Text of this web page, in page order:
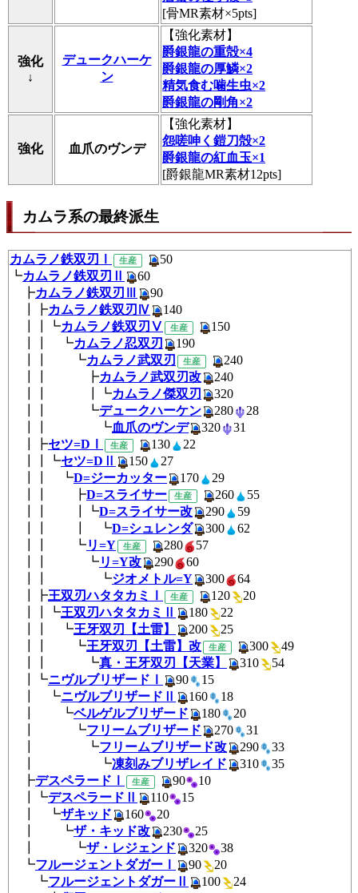
[骨MR素材×5pts]
強化
↓
デュークハーケ
ン
【強化素材】
爵銀龍の重殻×4
爵銀龍の厚鱗×2
精気食む噛生虫×2
爵銀龍の剛角×2
強化 血爪のヴンデ
【強化素材】
怨嗟呻く鎧刀殻×2
爵銀龍の紅血玉×1
[爵銀龍MR素材12pts]
カムラ系の最終派生
カムラノ鉄双刃Ⅰ 生産
50
┗カムラノ鉄双刃Ⅱ
60
┣カムラノ鉄双刃Ⅲ
90
┃┣カムラノ鉄双刃Ⅳ
140
┃┃┗カムラノ鉄双刃Ⅴ 生産
150
┃┃ ┗カムラノ忍双刃
190
┃┃ ┗カムラノ武双刃 生産
240
┃┃ ┣カムラノ武双刃改
240
┃┃ ┃┗カムラノ傑双刃
320
┃┃ ┗デュークハーケン 280
28
┃┃ ┗血爪のヴンデ 320
31
┃┣セツ=DⅠ 生産 130
22
┃┃┗セツ=DⅡ 150
27
┃┃ ┗D=ジーカッター 170
29
┃┃ ┣D=スライサー 生産 260
┃┃ ┃┗D=スライサー改 290
59
┃┃ ┃ ┗D=シュレンダ 300
62
┃┃ ┗リ=Y 生産 280
57
┃┃ ┗リ=Y改 290
60
┃┃ ┗ジオメトル=Y 300
64
┃┣王双刃ハタタカミⅠ 生産 120
┃┃┗王双刃ハタタカミⅡ 180
┃┃ ┗王牙双刃【土雷】 200
25
┃┃ ┗王牙双刃【土雷】改 生産 300
┃┃ ┗真・王牙双刃【天業】 310
┃┗ニヴルブリザードⅠ 90
15
┃ ┗ニヴルブリザードⅡ 160
┃ ┗ベルゲルブリザード 180
┃ ┗フリームブリザード 270
┃ ┗フリームブリザード改 290
┃ ┗凍刻みブリザレイド 310
┣デスペラードⅠ 生産 90
┃┗デスペラードⅡ 110
15
┃ ┗ザキッド 160
20
┃ ┗ザ・キッド改 230
25
┃ ┗ザ・レジェンド 320
38
┗フルージェントダガーⅠ 90
┗フルージェントダガーⅡ 100